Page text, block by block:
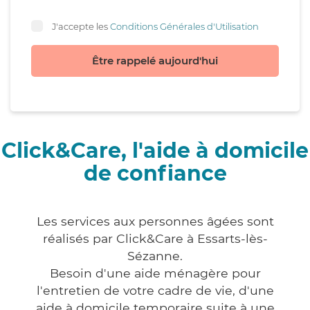
J'accepte lesConditions Générales d'Utilisation
Être rappelé aujourd'hui
Click&Care, l'aide à domicile
de confiance
Les services aux personnes âgées sont
réalisés par Click&Care à Essarts-lès-
Sézanne.
Besoin d'une aide ménagère pour
l'entretien de votre cadre de vie, d'une